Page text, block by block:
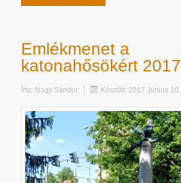
Emlékmenet a
katonahősökért 2017
Írta: Nagy Sándor Készült: 2017. június 10.